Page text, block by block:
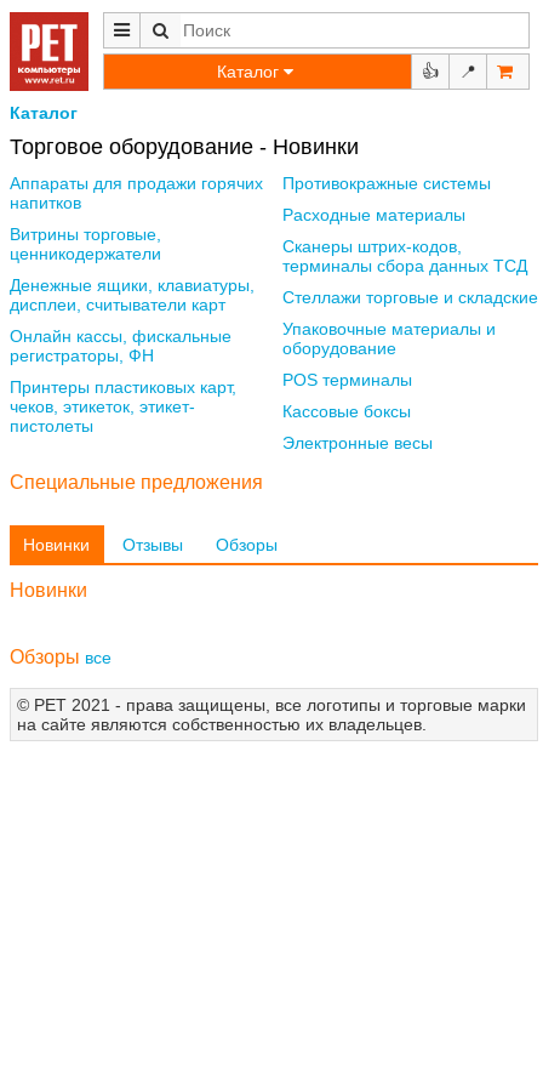
Каталог 👍 📍
Каталог
Торговое оборудование - Новинки
Аппараты для продажи горячих
напитков
Витрины торговые,
ценникодержатели
Денежные ящики, клавиатуры,
дисплеи, считыватели карт
Онлайн кассы, фискальные
регистраторы, ФН
Принтеры пластиковых карт,
чеков, этикеток, этикет-
пистолеты
Противокражные системы
Расходные материалы
Сканеры штрих-кодов,
терминалы сбора данных ТСД
Стеллажи торговые и складские
Упаковочные материалы и
оборудование
POS терминалы
Кассовые боксы
Электронные весы
Специальные предложения
Новинки Отзывы Обзоры
Новинки
Обзоры все
© РЕТ 2021 - права защищены, все логотипы и торговые марки
на сайте являются собственностью их владельцев.